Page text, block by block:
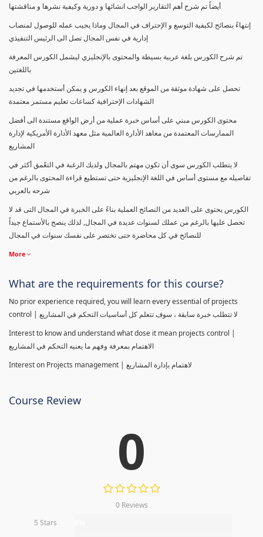
أيضاً تم شرح أهم التقارير الواجب انشائها و دورية وكيفية نشرها و مناقشتها
إنتهاءً بنصائح لكيفية التوسع و الإحتراف في المجال وماذا يجيب عمله للوصول لمنصاب
إدارية في نفس المجال تصل الى الرئيس التنفيذي
تم شرح الكورس بلغة عربية بسيطة والمحتوى بالإنجليزي ليشمل الكورس المعرفة
باللغتين
تحصل على شهادة موثقة من الموقع بعد إنهاء الكورس و يمكن أستخدمها في تجديد
الشهادات الإحترافية كساعات تعليم مستمر معتمدة
محتوى الكورس مبني على أساس خبرة عملية من أرض الواقع مستندة الى أفضل
الممارسات المعتمدة من معاهد الأدارة العالمية مثل معهد الأدارة الأمريكية لإدارة
المشاريع
لا يتطلب الكورس سوى أن تكون مهتم بالمجال ولديك الرغبة في التعّمق أكثر في
تفاصيله مع مستوى أساس في اللغة الإنجليزية حتى تستطيع قراءة المحتوى بالرغم من
شرحه بالعربي
الكورس يحتوى على العديد من النصائح العملية بناءً على الخبرة في المجال التى قد لا
تحصل عليها بالرغم من عملك لسنوات عديدة في المجال, لذلك ينصح بالأستماع جيداً
للنصائح في كل محاضرة حتى تختصر على نفسك سنوات في المجال
More
What are the requirements for this course?
No prior experience required, you will learn every essential of projects
control | لا تتطلب خبرة سابقة ، سوف تتعلم كل أساسيات التحكم في المشاريع
Interest to know and understand what dose it mean projects control |
الاهتمام بمعرفة وفهم ما يعنيه التحكم في المشاريع
Interest on Projects management | لاهتمام بإدارة المشاريع
Course Review
0
0 Reviews
5 Stars